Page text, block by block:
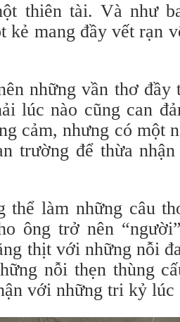
thiên tài. Và như
kẻ mang đầy vết rạn
những vần thơ đầy
lúc nào cũng can
cảm, nhưng có một
trường để thừa
thể làm những câu
ông trở nên
thịt với những nỗi
nỗi thẹn thùng
với những tri kỷ lúc